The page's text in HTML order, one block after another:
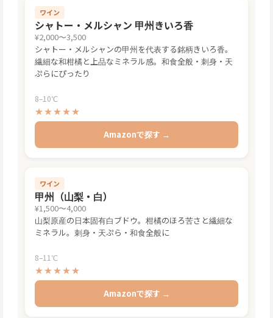
ワイン
シャトー・メルシャン 甲州きいろ香
¥2,000〜3,500
シャトー・メルシャンの甲州を代表する銘柄きいろ香。
繊細な和柑橘と上品なミネラル感。和食全般・刺身・天
ぷらにぴったり
8–10℃
★★★★★
Amazonで探す →
ワイン
甲州（山梨・白）
¥1,500〜4,000
山梨原産の日本固有白ブドウ。柑橘のほろ苦さと繊細な
ミネラル。刺身・天ぷら・和食全般に
8–11℃
★★★★★
Amazonで探す →